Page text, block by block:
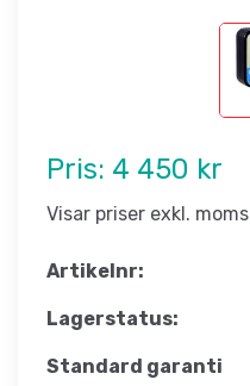
Pris: 4 450 kr
Visar priser exkl. moms
Artikelnr:
Lagerstatus:
Standard garanti